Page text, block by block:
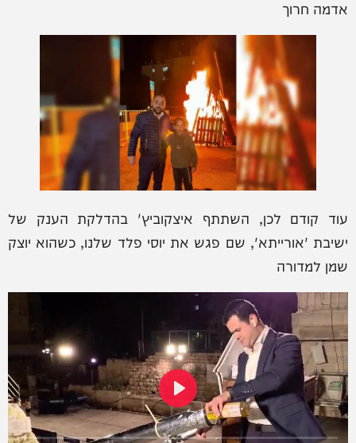
אדמה חרוך
עוד קודם לכן, השתתף איצקוביץ' בהדלקת הענק של
ישיבת 'אורייתא', שם פגש את יוסי פלד שלנו, כשהוא יוצק
שמן למדורה